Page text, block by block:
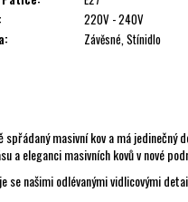
:
220V - 240V
: Závěsné, Stínidlo
masivní kov a má
a eleganci masivních kovů v nové
se našimi odlévanými vidlicovými